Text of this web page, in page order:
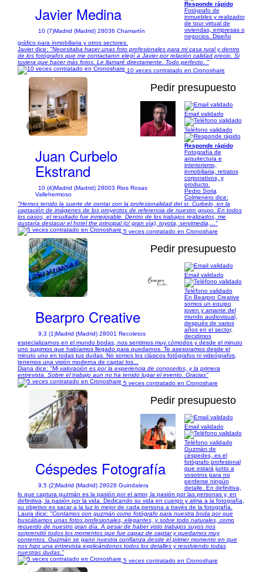
Javier Medina
10 (7)Madrid (Madrid) 28036 Chamartín
Responde rápido
Fotógrafo de
inmuebles y realizador
de tour virtual de
viviendas, empresas o
negocios. Diseño
gráfico para inmobiliaria y otros sectores.
Javier dice: "Necesitaba hacer unas foto profesionales para mi casa rural y dentro
de los fotógrafos que me contactaron elegí a Javier por relación calidad precio. Si
tuviera que hacer más fotos. Le llamaré directamente. Todo perfecto. "
10 veces contratado en Cronoshare
1/13
Pedir presupuesto
Juan Curbelo
Ekstrand
10 (4)Madrid (Madrid) 28003 Rios Rosas
Vallehermoso
Email validado
Teléfono validado
Responde rápido
Fotografía de
arquitectura e
interiorismo,
inmobiliaria, retratos
corporativos, y
producto.
Pedro Soria
Colmenero dice:
"Hemos tenido la suerte de contar con la profesionalidad del sr. Curbelo, en la
captación de imágenes de los proyectos de referencia de nuestro grupo. En todos
los casos, el resultado fue inmejorable. Dentro de los trabajos realizados, me
gustaría destacar el hotel the principal (c/ gran vía), toyota, servimedia,..."
5 veces contratado en Cronoshare
1/39
Pedir presupuesto
Bearpro Creative
9,3 (1)Madrid (Madrid) 28001 Recoletos
Email validado
Teléfono validado
En Bearpro Creative
somos un equipo
joven y amante del
mundo audiovisual,
después de varios
años en el sector,
decidimos
especializarnos en el mundo bodas, nos sentimos muy cómodos y desde el minuto
uno supimos que habíamos llegado para quedarnos. Te asesoramos desde el
minuto uno en todas tus dudas. No somos los clásicos fotógrafos ni videógrafos,
tenemos una visión moderna de captar los...
Diana dice: "Mi valoración es por la experiencia de conocerlos, y la primera
entrevista. Sobre el trabajo aun no ha tenido lugar el evento. Gracias"
5 veces contratado en Cronoshare
1/10
Pedir presupuesto
Céspedes Fotografía
9,5 (2)Madrid (Madrid) 28028 Guindalera
Email validado
Teléfono validado
Guzmán de
céspedes, es el
fotógrafo profesional
que estará junto a
vosotros para no
perderse ningún
detalle. En definitiva,
lo que captura guzmán es la pasión por el amor, la pasión por las personas y, en
definitiva, la pasión por la vida. Dedicando su vida en cuerpo y alma a la fotografía,
su objetivo es sacar a la luz lo mejor de cada persona a través de la fotografía.
Laura dice: "Contamos con guzmán como fotógrafo para nuestra boda por que
buscábamos unas fotos profesionales, elegantes, y sobre todo naturales, como
recuerdo de nuestro gran día. A pesar de haber visto trabajos suyos nos
sorprendió todos los momentos que fue capaz de captar y quedamos muy
contentos. Guzmán se gano nuestra confianza desde el primer momento en que
nos hizo una entrevista explicándonos todos los detalles y resolviendo todas
nuestras dudas."
5 veces contratado en Cronoshare